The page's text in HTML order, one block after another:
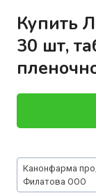
Купить
30 шт,
Метки
записи:
Канонфарма
Филатова ООО